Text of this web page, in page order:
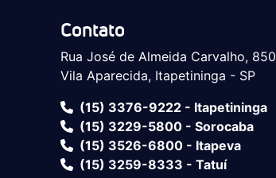
Contato
Rua José de Almeida Carvalho, 850
Vila Aparecida, Itapetininga - SP
(15) 3376-9222 - Itapetininga
(15) 3229-5800 - Sorocaba
(15) 3526-6800 - Itapeva
(15) 3259-8333 - Tatuí